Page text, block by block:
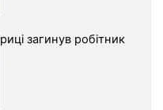
загинув робітник